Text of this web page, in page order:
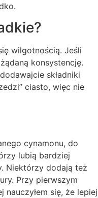
wilgotnością. Jeśli
konsystencję.
składniki
ciasto, więc nie
cynamonu, do
lubią bardziej
Niektórzy dodają też
Przy pierwszym
nauczyłem się, że lepiej